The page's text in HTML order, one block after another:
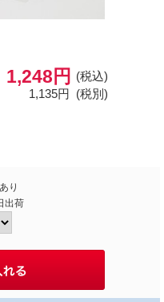
1,248円
(税込)
1,135円 (税別)
り
出荷